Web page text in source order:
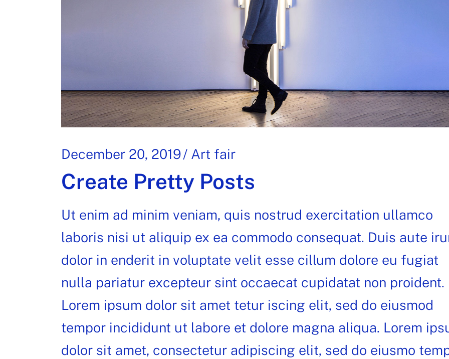
December 20, 2019 Art fair
Create Pretty Posts
Ut enim ad minim veniam, quis nostrud exercitation ullamco
laboris nisi ut aliquip ex ea commodo consequat. Duis aute
dolor in enderit in voluptate velit esse cillum dolore eu fugiat
nulla pariatur excepteur sint occaecat cupidatat non proident.
Lorem ipsum dolor sit amet tetur iscing elit, sed do eiusmod
tempor incididunt ut labore et dolore magna aliqua. Lorem
dolor sit amet, consectetur adipiscing elit, sed do eiusmo